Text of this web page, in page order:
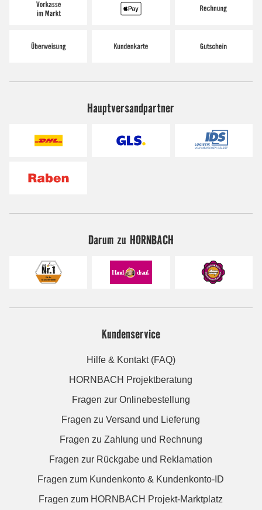
Hauptversandpartner
Darum zu HORNBACH
Kundenservice
Hilfe & Kontakt (FAQ)
HORNBACH Projektberatung
Fragen zur Onlinebestellung
Fragen zu Versand und Lieferung
Fragen zu Zahlung und Rechnung
Fragen zur Rückgabe und Reklamation
Fragen zum Kundenkonto & Kundenkonto-ID
Fragen zum HORNBACH Projekt-Marktplatz